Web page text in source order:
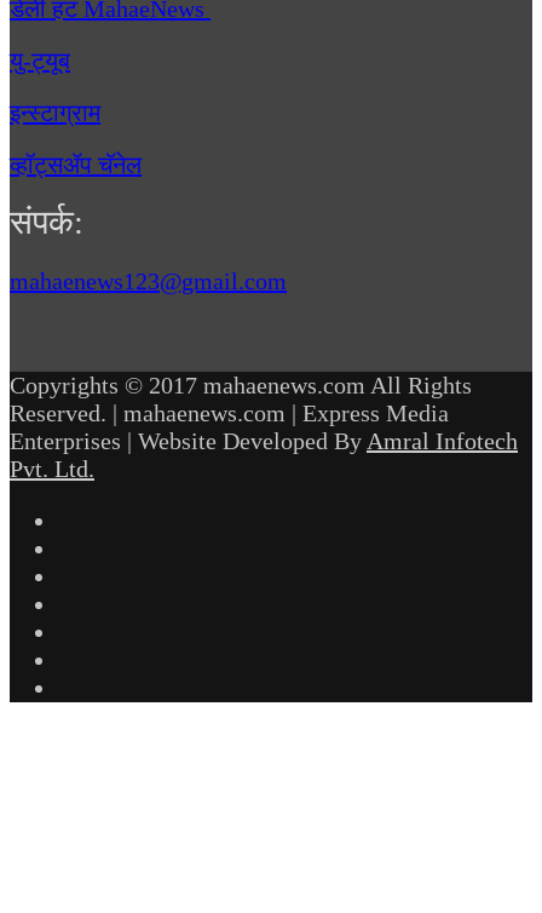
डेली हंट MahaeNews
यु-ट्यूब
इन्स्टाग्राम
व्हॉट्सॲप चॅनेल
संपर्क:
mahaenews123@gmail.com
Copyrights © 2017 mahaenews.com All Rights
Reserved. | mahaenews.com | Express Media
Enterprises | Website Developed ByAmral Infotech
Pvt. Ltd.